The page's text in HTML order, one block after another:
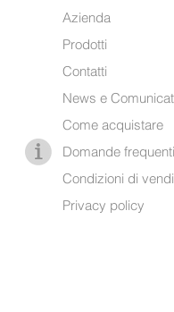
Azienda
Prodotti
Contatti
News e
Come acquistare
Domande frequenti
Condizioni di
Privacy policy